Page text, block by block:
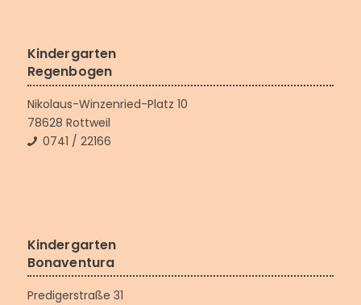
Kindergarten
Regenbogen
Nikolaus-Winzenried-Platz 10
78628 Rottweil
0741 / 22166
Kindergarten
Bonaventura
Predigerstraße 31